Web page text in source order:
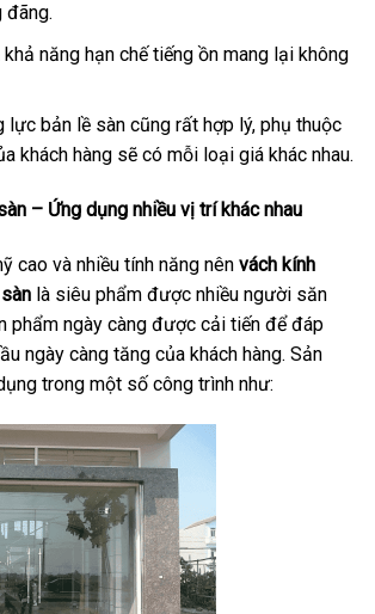
đãng.
năng hạn chế tiếng ồn mang lại không
lực bản lề sàn cũng rất hợp lý, phụ thuộc
khách hàng sẽ có mỗi loại giá khác nhau.
– Ứng dụng nhiều vị trí khác nhau
cao và nhiều tính năng nên vách kính
là siêu phẩm được nhiều người săn
phẩm ngày càng được cải tiến để đáp
ngày càng tăng của khách hàng. Sản
trong một số công trình như: